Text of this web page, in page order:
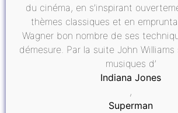
du cinéma, en s’inspirant
thèmes classiques et en
Wagner bon nombre de ses
démesure. Par la suite John Williams
musiques d’
Indiana Jones
,
Superman